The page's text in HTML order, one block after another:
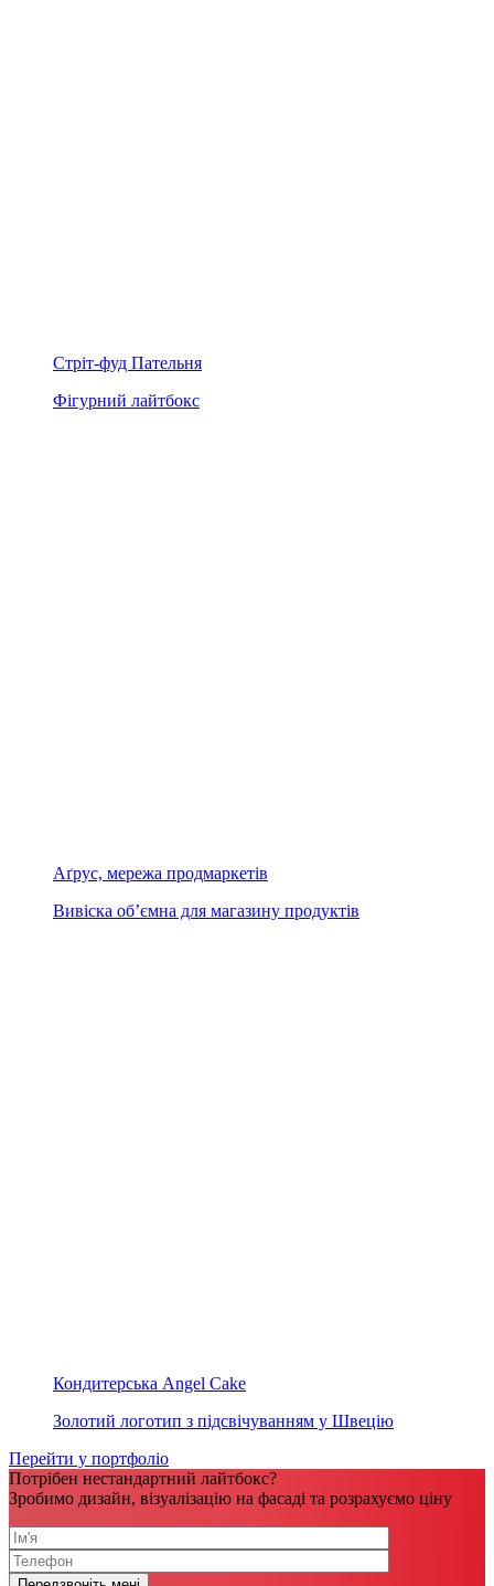
Стріт-фуд Пательня
Фігурний лайтбокс
Аґрус, мережа продмаркетів
Вивіска об’ємна для магазину продуктів
Кондитерська Angel Cake
Золотий логотип з підсвічуванням у Швецію
Перейти у портфоліо
Потрібен нестандартний лайтбокс?
Зробимо дизайн, візуалізацію на фасаді та розрахуємо ціну